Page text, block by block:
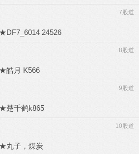
7股道
24526
8股道
皓月 K566
9股道
楚千鹤k865
10股道
丸子，煤炭